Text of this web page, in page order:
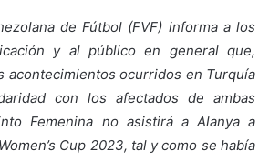
de Fútbol (FVF) informa a los
y al público en general que,
acontecimientos ocurridos en Turquía
con los afectados de ambas
Femenina no asistirá a Alanya a
Cup 2023, tal y como se había